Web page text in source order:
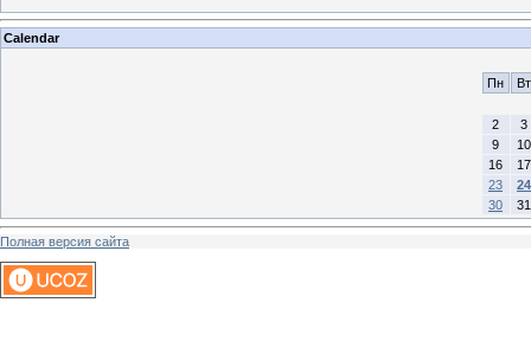
Calendar
Пн Вт
2
3
9
10
16
17
23
24
30
31
Полная версия сайта